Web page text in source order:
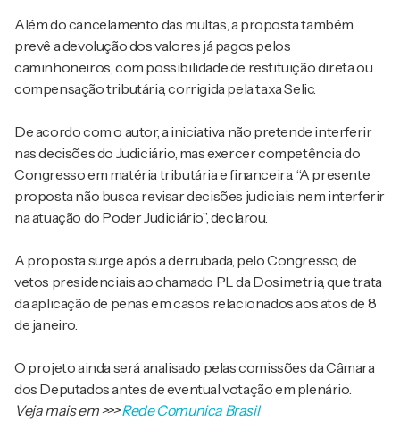
Além do cancelamento das multas, a proposta também
prevê a devolução dos valores já pagos pelos
caminhoneiros, com possibilidade de restituição direta ou
compensação tributária, corrigida pela taxa Selic.
De acordo com o autor, a iniciativa não pretende interferir
nas decisões do Judiciário, mas exercer competência do
Congresso em matéria tributária e financeira. “A presente
proposta não busca revisar decisões judiciais nem interferir
na atuação do Poder Judiciário”, declarou.
A proposta surge após a derrubada, pelo Congresso, de
vetos presidenciais ao chamado PL da Dosimetria, que trata
da aplicação de penas em casos relacionados aos atos de 8
de janeiro.
O projeto ainda será analisado pelas comissões da Câmara
dos Deputados antes de eventual votação em plenário.
Veja mais em>>>Rede Comunica Brasil